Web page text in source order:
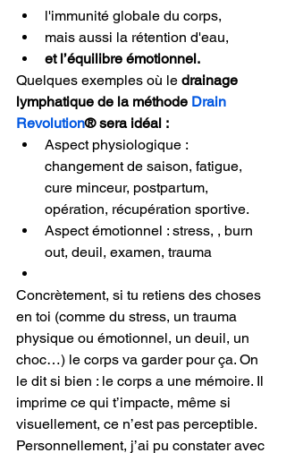
l'immunité globale du corps,
mais aussi la rétention d'eau,
et l’équilibre émotionnel.
Quelques exemples où le drainage
lymphatique de la méthode Drain
Revolution® sera idéal :
Aspect physiologique :
changement de saison, fatigue,
cure minceur, postpartum,
opération, récupération sportive.
Aspect émotionnel : stress, , burn
out, deuil, examen, trauma
Concrètement, si tu retiens des choses
en toi (comme du stress, un trauma
physique ou émotionnel, un deuil, un
choc…) le corps va garder pour ça. On
le dit si bien : le corps a une mémoire. Il
imprime ce qui t’impacte, même si
visuellement, ce n’est pas perceptible.
Personnellement, j’ai pu constater avec